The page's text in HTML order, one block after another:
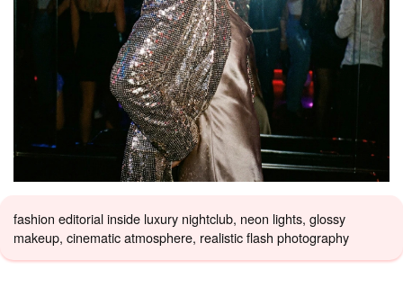
fashion editorial inside luxury nightclub, neon lights, glossy
makeup, cinematic atmosphere, realistic flash photography